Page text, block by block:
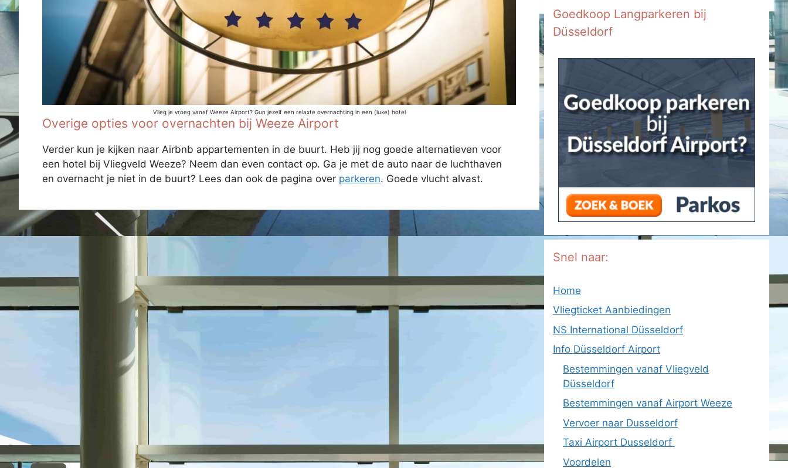
Vlieg je vroeg vanaf Weeze Airport? Gun jezelf een relaxte overnachting in een (luxe) hotel
Overige opties voor overnachten bij Weeze Airport
Verder kun je kijken naar Airbnb appartementen in de buurt. Heb jij nog goede alternatieven voor
een hotel bij Vliegveld Weeze? Neem dan even contact op. Ga je met de auto naar de luchthaven
en overnacht je niet in de buurt? Lees dan ook de pagina over parkeren. Goede vlucht alvast.
Goedkoop Langparkeren bij
Düsseldorf
Snel naar:
Home
Vliegticket Aanbiedingen
NS International Düsseldorf
Info Düsseldorf Airport
Bestemmingen vanaf Vliegveld
Düsseldorf
Bestemmingen vanaf Airport Weeze
Vervoer naar Dusseldorf
Taxi Airport Dusseldorf
Voordelen